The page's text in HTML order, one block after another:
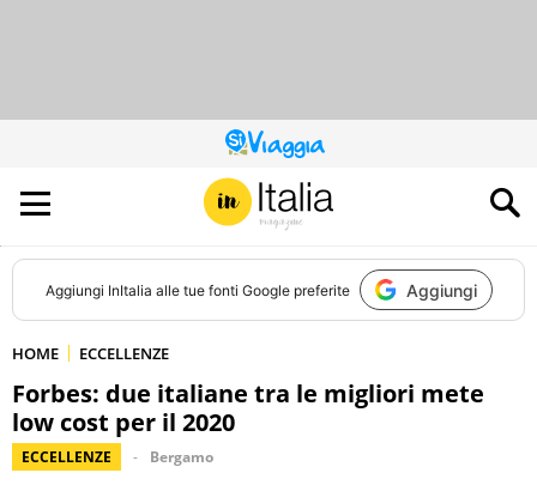
QUESTO
SITO
CONTRIBUISCE
ALL’AUDIENCE
DI
Aggiungi InItalia alle tue fonti Google preferite Aggiungi
HOME ECCELLENZE
Forbes: due italiane tra le migliori mete
low cost per il 2020
ECCELLENZE Bergamo